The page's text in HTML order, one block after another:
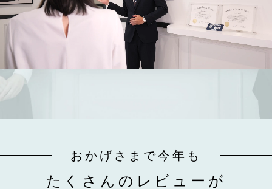
おかげさまで今年も
たくさんのレビューが